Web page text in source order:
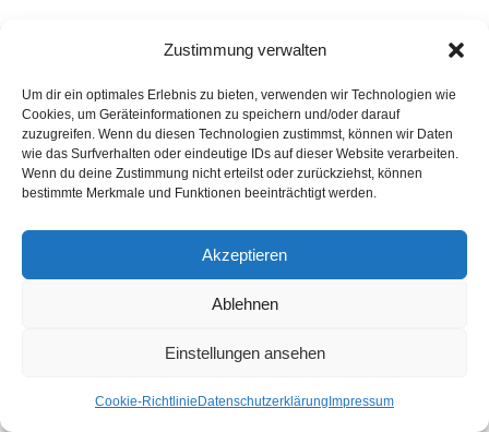
Zustimmung verwalten
Um dir ein optimales Erlebnis zu bieten, verwenden wir Technologien wie
Cookies, um Geräteinformationen zu speichern und/oder darauf
zuzugreifen. Wenn du diesen Technologien zustimmst, können wir Daten
wie das Surfverhalten oder eindeutige IDs auf dieser Website verarbeiten.
Wenn du deine Zustimmung nicht erteilst oder zurückziehst, können
bestimmte Merkmale und Funktionen beeinträchtigt werden.
Akzeptieren
Ablehnen
Einstellungen ansehen
Cookie-Richtlinie Datenschutzerklärung Impressum